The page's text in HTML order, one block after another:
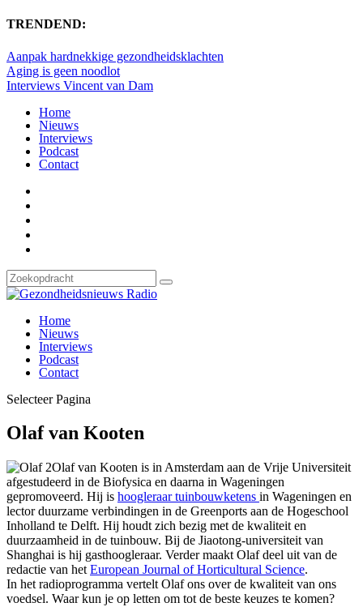
TRENDEND:
Aanpak hardnekkige gezondheidsklachten
Aging is geen noodlot
Interviews Vincent van Dam
Home
Nieuws
Interviews
Podcast
Contact
Home
Nieuws
Interviews
Podcast
Contact
Selecteer Pagina
Olaf van Kooten
Olaf van Kooten is in Amsterdam aan de Vrije Universiteit
afgestudeerd in de Biofysica en daarna in Wageningen
gepromoveerd. Hij is hoogleraar tuinbouwketens in Wageningen en
lector duurzame verbindingen in de Greenports aan de Hogeschool
Inholland te Delft. Hij houdt zich bezig met de kwaliteit en
duurzaamheid in de tuinbouw. Bij de Jiaotong-universiteit van
Shanghai is hij gasthoogleraar. Verder maakt Olaf deel uit van de
redactie van het European Journal of Horticultural Science.
In het radioprogramma vertelt Olaf ons over de kwaliteit van ons
voedsel. Waar kun je op letten om tot de beste keuzes te komen?